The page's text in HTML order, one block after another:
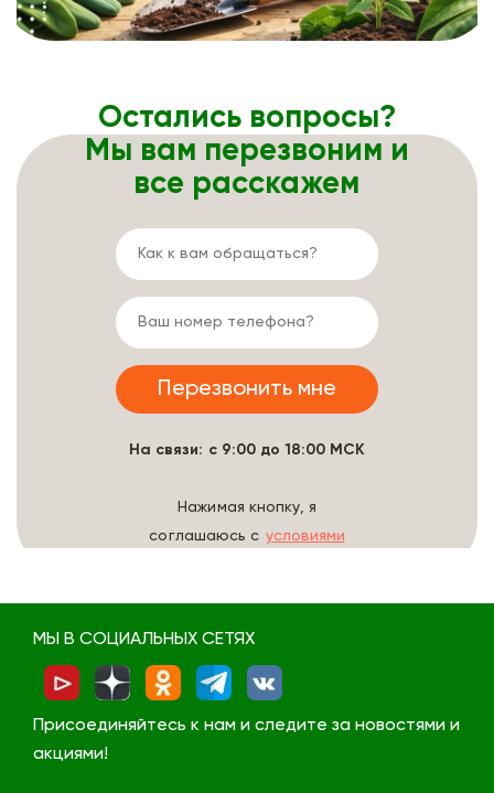
Остались вопросы?
Мы вам перезвоним и
все расскажем
На связи: с 9:00 до 18:00 МСК
Нажимая кнопку, я
соглашаюсь с условиями
МЫ В СОЦИАЛЬНЫХ СЕТЯХ
Присоединяйтесь к нам и следите за новостями и
акциями!